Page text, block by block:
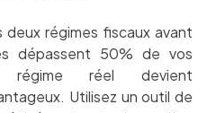
régimes fiscaux avant
dépassent 50% de vos
réel devient
Utilisez un outil de